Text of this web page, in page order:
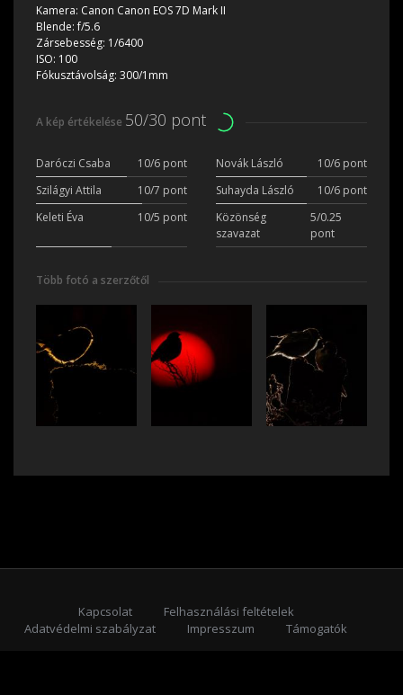
Kamera: Canon Canon EOS 7D Mark II
Blende:f/5.6
Zársebesség: 1/6400
ISO: 100
Fókusztávolság: 300/1mm
A kép értékelése 50/30 pont
Daróczi Csaba 10/6 pont Novák László
10/6 pont
Szilágyi Attila
10/7 pont Suhayda László
10/6 pont
Keleti Éva
10/5 pont
Közönség
szavazat
5/0.25
pont
Több fotó a szerzőtől
Kapcsolat
Felhasználási feltételek
Adatvédelmi szabályzat
Impresszum
Támogatók